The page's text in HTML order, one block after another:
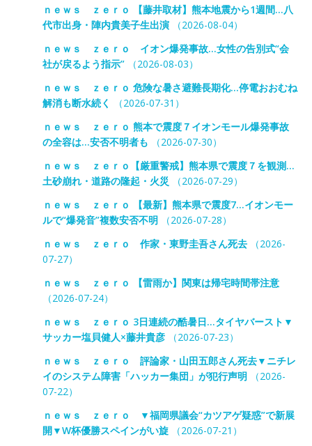
ｎｅｗｓ ｚｅｒｏ 【藤井取材】熊本地震から1週間…八
代市出身・陣内貴美子生出演（2026-08-04）
ｎｅｗｓ ｚｅｒｏ イオン爆発事故…女性の告別式“会
社が戻るよう指示”（2026-08-03）
ｎｅｗｓ ｚｅｒｏ 危険な暑さ避難長期化…停電おおむね
解消も断水続く
（2026-07-31）
ｎｅｗｓ ｚｅｒｏ 熊本で震度７イオンモール爆発事故
の全容は…安否不明者も （2026-07-30）
ｎｅｗｓ ｚｅｒｏ【厳重警戒】熊本県で震度７を観測…
土砂崩れ・道路の隆起・火災
（2026-07-29）
ｎｅｗｓ ｚｅｒｏ 【最新】熊本県で震度7…イオンモー
ルで“爆発音”複数安否不明（2026-07-28）
ｎｅｗｓ ｚｅｒｏ 作家・東野圭吾さん死去（2026-
07-27）
ｎｅｗｓ ｚｅｒｏ 【雷雨か】関東は帰宅時間帯注意
（2026-07-24）
ｎｅｗｓ ｚｅｒｏ 3日連続の酷暑日…タイヤバースト▼
サッカー塩貝健人×藤井貴彦（2026-07-23）
ｎｅｗｓ ｚｅｒｏ 評論家・山田五郎さん死去▼ニチレ
イのシステム障害「ハッカー集団」が犯行声明（2026-
07-22）
ｎｅｗｓ ｚｅｒｏ ▼福岡県議会“カツアゲ疑惑”で新展
開▼W杯優勝スペインがい旋（2026-07-21）